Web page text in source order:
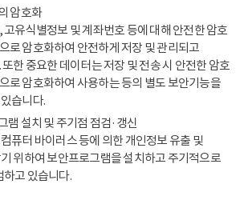
암호화
고유식별정보 및 계좌번호 등에 대해 안전한 암호
로 암호화하여 안전하게 저장 및 관리되고
또한 중요한 데이터는 저장 및 전송 시 안전한 암호
로 암호화하여 사용하는 등의 별도 보안기능을
습니다.
램 설치 및 주기점 점검·갱신
퓨터 바이러스 등에 의한 개인정보 유출 및
위하여 보안프로그램을 설치하고 주기적으로
하고 있습니다.